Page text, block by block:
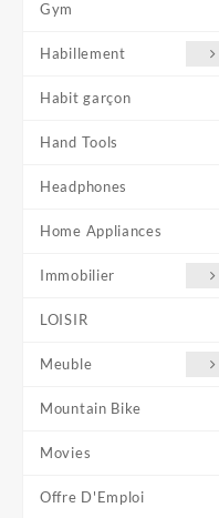
Gym
Habillement
Habit garçon
Hand Tools
Headphones
Home Appliances
Immobilier
LOISIR
Meuble
Mountain Bike
Movies
Offre D'Emploi